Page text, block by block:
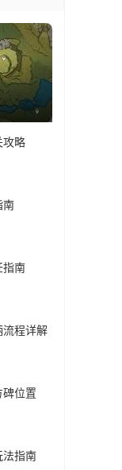
攻略
南
指南
流程详解
碑位置
法指南